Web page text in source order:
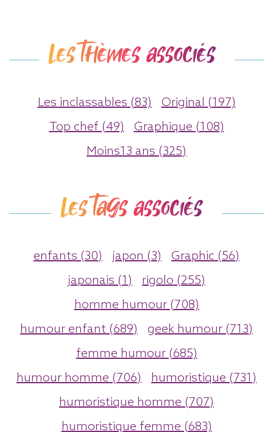
Les thèmes associés
Les inclassables (83)
Original (197)
Top chef (49)
Graphique (108)
Moins13 ans (325)
Les tags associés
enfants (30) japon (3)
Graphic (56)
japonais (1)
rigolo (255)
homme humour (708)
humour enfant (689)
geek humour (713)
femme humour (685)
humour homme (706)
humoristique (731)
humoristique homme (707)
humoristique femme (683)